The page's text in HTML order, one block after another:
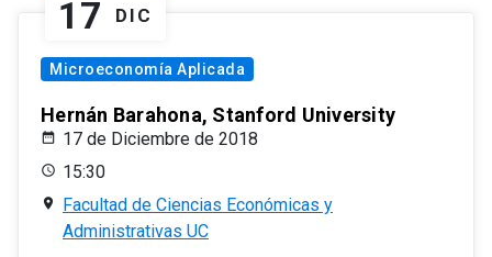
17 DIC
Microeconomía Aplicada
Hernán Barahona, Stanford University
17 de Diciembre de 2018
15:30
Facultad de Ciencias Económicas y
Administrativas UC